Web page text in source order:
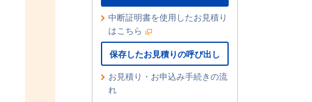
中断証明書を使用したお見積り
はこちら
保存したお見積りの呼び出し
お見積り・お申込み手続きの流
れ